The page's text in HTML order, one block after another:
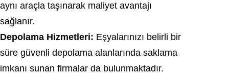
aynı araçla taşınarak maliyet avantajı
sağlanır.
Depolama Hizmetleri: Eşyalarınızı belirli bir
süre güvenli depolama alanlarında saklama
imkanı sunan firmalar da bulunmaktadır.